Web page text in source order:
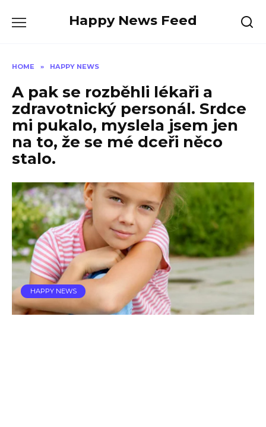
Happy News Feed
HOME » HAPPY NEWS
A pak se rozběhli lékaři a
zdravotnický personál. Srdce
mi pukalo, myslela jsem jen
na to, že se mé dceři něco
stalo.
HAPPY NEWS